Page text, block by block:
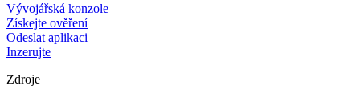
Vývojářská konzole
Získejte ověření
Odeslat aplikaci
Inzerujte
Zdroje